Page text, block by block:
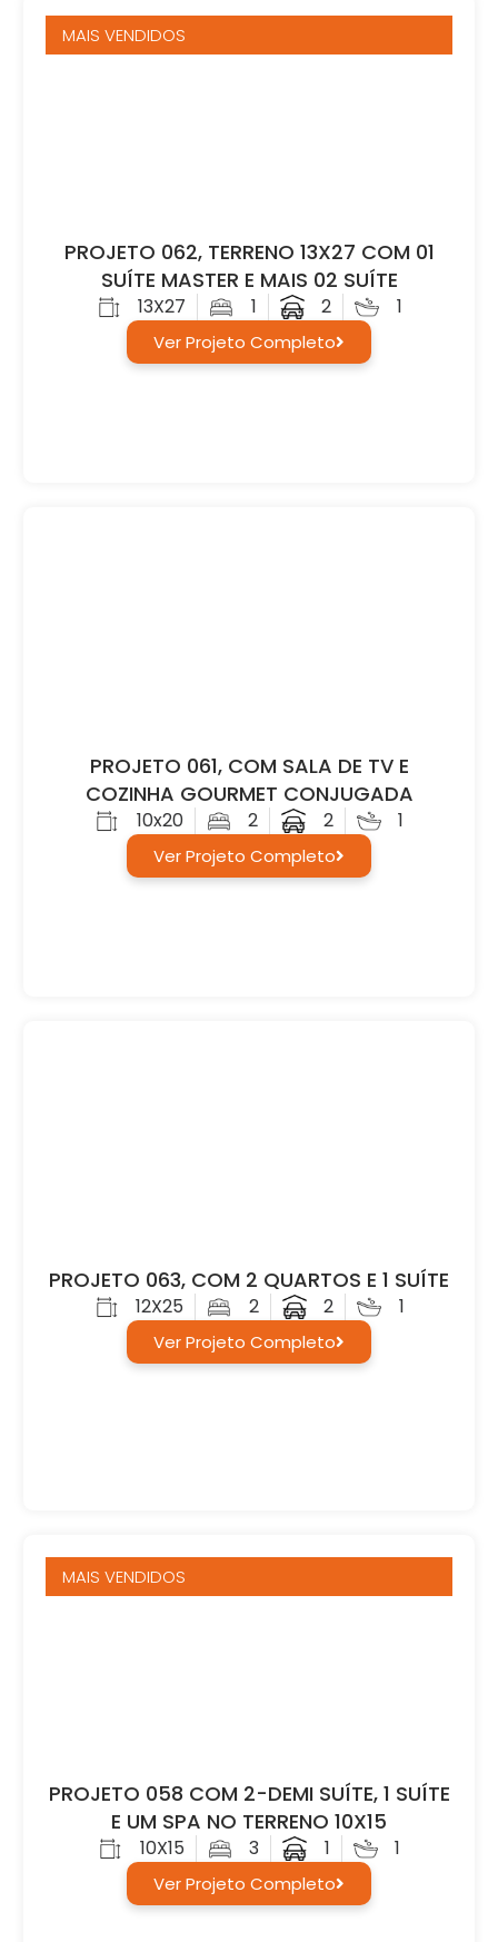
MAIS VENDIDOS
PROJETO 062, TERRENO 13X27 COM 01
SUÍTE MASTER E MAIS 02 SUÍTE
Ver Projeto Completo
13X27 1 2 1
PROJETO 061, COM SALA DE TV E
COZINHA GOURMET CONJUGADA
Ver Projeto Completo
10x20 2 2 1
PROJETO 063, COM 2 QUARTOS E 1 SUÍTE
Ver Projeto Completo
12X25 2 2 1
MAIS VENDIDOS
PROJETO 058 COM 2-DEMI SUÍTE, 1 SUÍTE
E UM SPA NO TERRENO 10X15
Ver Projeto Completo
10X15 3 1 1